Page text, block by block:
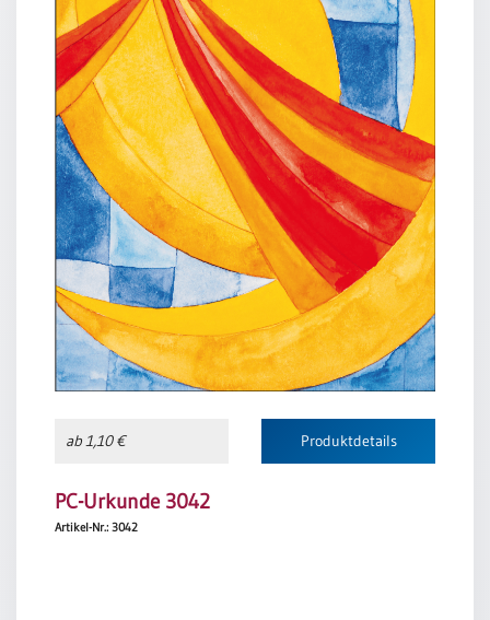
ab 1,10 € Produktdetails
PC-Urkunde 3042
Artikel-Nr.: 3042